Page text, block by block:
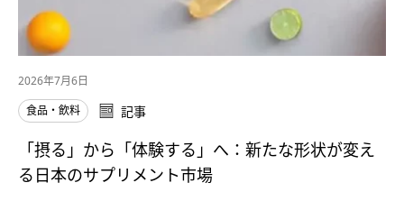
2026年7月6日
食品・飲料
記事
「摂る」から「体験する」へ：新たな形状が変え
る日本のサプリメント市場